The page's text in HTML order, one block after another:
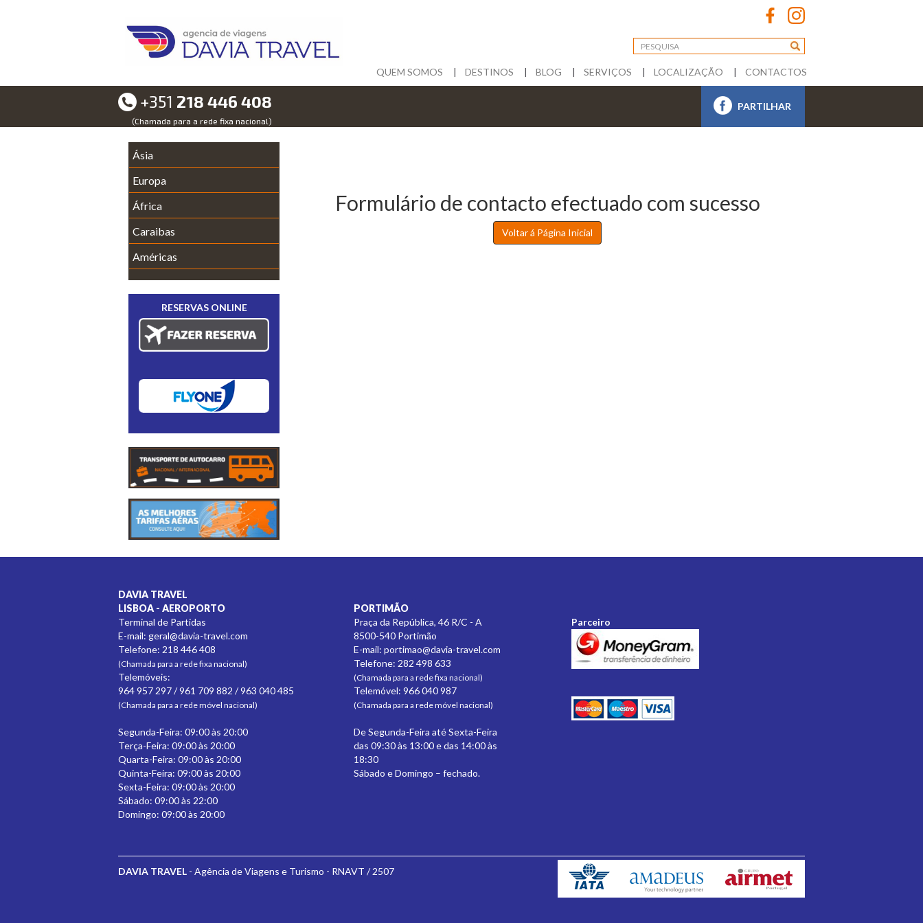
QUEM SOMOS DESTINOS BLOG SERVIÇOS LOCALIZAÇÃO CONTACTOS
+351 218 446 408
(Chamada para a rede fixa nacional)
PARTILHAR
Formulário de contacto efectuado com sucesso
Voltar á Página Inicial
Ásia
Europa
África
Caraibas
Américas
RESERVAS ONLINE
DAVIA TRAVEL
LISBOA - AEROPORTO
Terminal de Partidas
E-mail: geral@davia-travel.com
Telefone: 218 446 408
(Chamada para a rede fixa nacional)
Telemóveis:
964 957 297 / 961 709 882 / 963 040 485
(Chamada para a rede móvel nacional)
Segunda-Feira: 09:00 às 20:00
Terça-Feira: 09:00 às 20:00
Quarta-Feira: 09:00 às 20:00
Quinta-Feira: 09:00 às 20:00
Sexta-Feira: 09:00 às 20:00
Sábado: 09:00 às 22:00
Domingo: 09:00 às 20:00
PORTIMÃO
Praça da República, 46 R/C - A
8500-540 Portimão
E-mail:portimao@davia-travel.com
Telefone: 282 498 633
(Chamada para a rede fixa nacional)
Telemóvel: 966 040 987
(Chamada para a rede móvel nacional)
De Segunda-Feira até Sexta-Feira
das 09:30 às 13:00 e das 14:00 às
18:30
Sábado e Domingo – fechado.
Parceiro
DAVIA TRAVEL - Agência de Viagens e Turismo - RNAVT / 2507